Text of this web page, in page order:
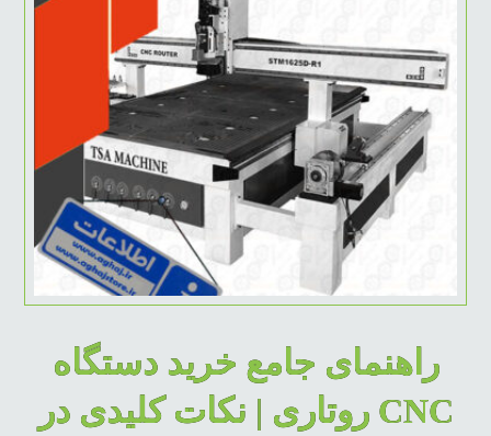
راهنمای جامع خرید دستگاه
CNC روتاری | نکات کلیدی در